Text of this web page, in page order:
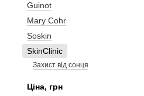
Guinot
Mary Cohr
Soskin
SkinClinic
Захист від сонця
Ціна, грн